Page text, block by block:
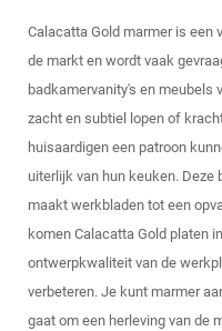
Calacatta Gold marmer is een
de markt en wordt vaak
badkamervanity's en meubels
zacht en subtiel lopen of
huisaardigen een patroon
uiterlijk van hun keuken. Deze
maakt werkbladen tot een
komen Calacatta Gold platen
ontwerpkwaliteit van de
verbeteren. Je kunt marmer
gaat om een herleving van de